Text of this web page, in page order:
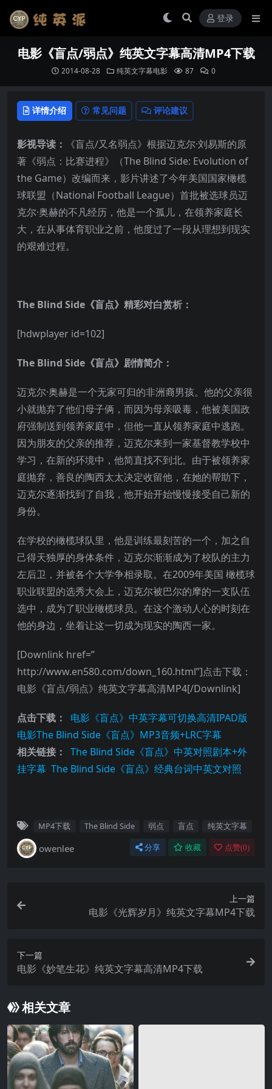
登录
电影《盲点/弱点》纯英文字幕高清MP4下载
2014-08-28 纯英文字幕电影 87 0
详情介绍 常见问题 评论建议
影视导读：
《盲点/又名弱点》根据迈克尔·刘易斯的原
著《弱点：比赛进程》（The Blind Side: Evolution of
the Game）改编而来，影片讲述了今年美国国家橄榄
球联盟（National Football League）首批被选球员迈
克尔·奥赫的不凡经历，他是一个孤儿，在领养家庭长
大，在从事体育职业之前，他度过了一段从理想到现实
的艰难过程。
The Blind Side《盲点》精彩对白赏析：
[hdwplayer id=102]
The Blind Side《盲点》剧情简介：
迈克尔·奥赫是一个无家可归的非洲裔男孩。他的父亲很
小就抛弃了他们母子俩，而因为母亲吸毒，他被美国政
府强制送到领养家庭中，但他一直从领养家庭中逃跑。
因为朋友的父亲的推荐，迈克尔来到一家基督教学校中
学习，在新的环境中，他简直找不到北。由于被领养家
庭抛弃，善良的陶西太太决定收留他，在她的帮助下，
迈克尔逐渐找到了自我，他开始开始慢慢接受自己新的
身份。
在学校的橄榄球队里，他是训练最刻苦的一个，加之自
己得天独厚的身体条件，迈克尔渐渐成为了校队的主力
左后卫，并被各个大学争相录取。在2009年美国 橄榄球
职业联盟的选秀大会上，迈克尔被巴尔的摩的一支队伍
选中，成为了职业橄榄球员。在这个激动人心的时刻在
他的身边，坐着让这一切成为现实的陶西一家。
[Downlink href=”
http://www.en580.com/down_160.html”]点击下载：
电影《盲点/弱点》纯英文字幕高清MP4[/Downlink]
点击下载：
电影《盲点》中英字幕可切换高清IPAD版
电影The Blind Side《盲点》MP3音频+LRC字幕
相关链接：
The Blind Side《盲点》中英对照剧本+外
挂字幕 The Blind Side《盲点》经典台词中英文对照
MP4下载 The Blind Side 弱点 盲点 纯英文字幕
owenlee 分享 收藏 点赞(0)
上一篇
电影《光辉岁月》纯英文字幕MP4下载
下一篇
电影《妙笔生花》纯英文字幕高清MP4下载
相关文章